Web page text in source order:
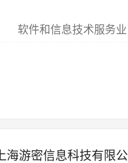
软件和信息技术服务业
上海游密信息科技有限公